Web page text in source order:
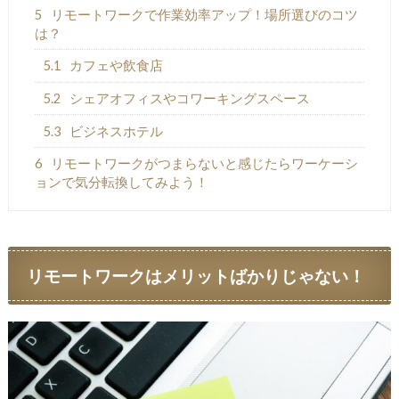
5
リモートワークで作業効率アップ！場所選びのコツ
は？
5.1 カフェや飲食店
5.2 シェアオフィスやコワーキングスペース
5.3 ビジネスホテル
6
リモートワークがつまらないと感じたらワーケーシ
ョンで気分転換してみよう！
リモートワークはメリットばかりじゃない！